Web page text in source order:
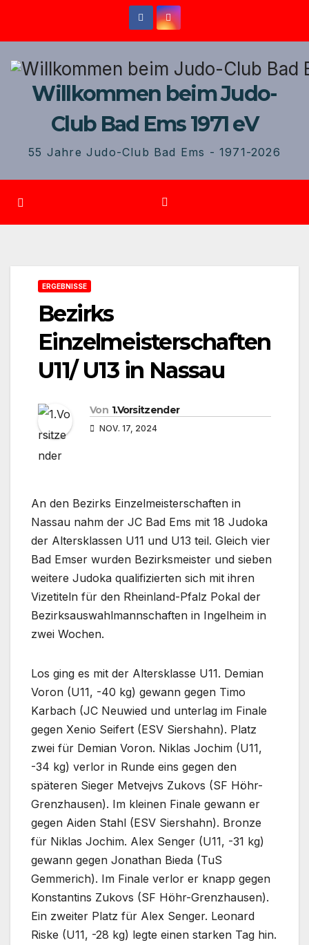
Willkommen beim Judo-
Club Bad Ems 1971 eV
55 Jahre Judo-Club Bad Ems - 1971-2026
ERGEBNISSE
Bezirks
Einzelmeisterschaften
U11/ U13 in Nassau
Von 1.Vorsitzender
NOV. 17, 2024
An den Bezirks Einzelmeisterschaften in
Nassau nahm der JC Bad Ems mit 18 Judoka
der Altersklassen U11 und U13 teil. Gleich vier
Bad Emser wurden Bezirksmeister und sieben
weitere Judoka qualifizierten sich mit ihren
Vizetiteln für den Rheinland-Pfalz Pokal der
Bezirksauswahlmannschaften in Ingelheim in
zwei Wochen.
Los ging es mit der Altersklasse U11. Demian
Voron (U11, -40 kg) gewann gegen Timo
Karbach (JC Neuwied und unterlag im Finale
gegen Xenio Seifert (ESV Siershahn). Platz
zwei für Demian Voron. Niklas Jochim (U11,
-34 kg) verlor in Runde eins gegen den
späteren Sieger Metvejvs Zukovs (SF Höhr-
Grenzhausen). Im kleinen Finale gewann er
gegen Aiden Stahl (ESV Siershahn). Bronze
für Niklas Jochim. Alex Senger (U11, -31 kg)
gewann gegen Jonathan Bieda (TuS
Gemmerich). Im Finale verlor er knapp gegen
Konstantins Zukovs (SF Höhr-Grenzhausen).
Ein zweiter Platz für Alex Senger. Leonard
Riske (U11, -28 kg) legte einen starken Tag hin.